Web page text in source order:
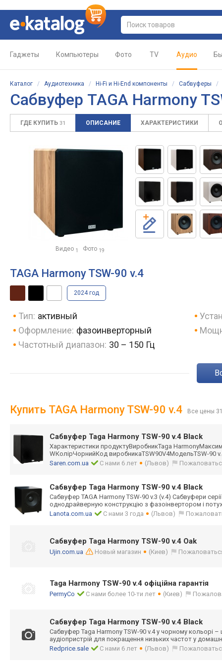
Гаджеты Компьютеры Фото TV Аудио
Каталог / Аудиотехника / Hi-Fi и Hi-End компоненты / Сабвуферы /
Сабвуфер TAGA Harmony
ГДЕ КУПИТЬ 31 ОПИСАНИЕ ХАРАКТЕРИСТИКИ
Видео 1 Фото 19
TAGA Harmony TSW-90 v.4
2024 год
Тип: активный
Оформление: фазоинверторный
Частотный диапазон: 30 – 150 Гц
Купить TAGA Harmony TSW-90 v.4 Все цены 31
Сабвуфер Taga Harmony TSW-90 v.4 Black
Характеристики продуктуВиробникTaga
WКолірЧорнийКод виробникаTSW90V4МодельTSW-90
Saren.com.ua
С нами 6 лет (Львов)
Сабвуфер Taga Harmony TSW-90 v.4 Black
Сабвуфер TAGA Harmony TSW-90 v.3 (v.4) Сабвуфери
однодрайверную конструкцію з фазоінвертором і
Lanota.com.ua
С нами 3 года (Львов)
Сабвуфер Taga Harmony TSW-90 v.4 Oak
Ujin.com.ua Новый магазин (Киев)
Taga Harmony TSW-90 v.4 офіційна гарантія
PermyCo С нами более 10-ти лет (Киев)
Сабвуфер Taga Harmony TSW-90 v.4 Black
Сабвуфер Taga Harmony TSW-90 v.4 у чорному кольорі –
аудіопристрій для покращення низьких частот у
Redprice.sale
С нами 6 лет (Львов)